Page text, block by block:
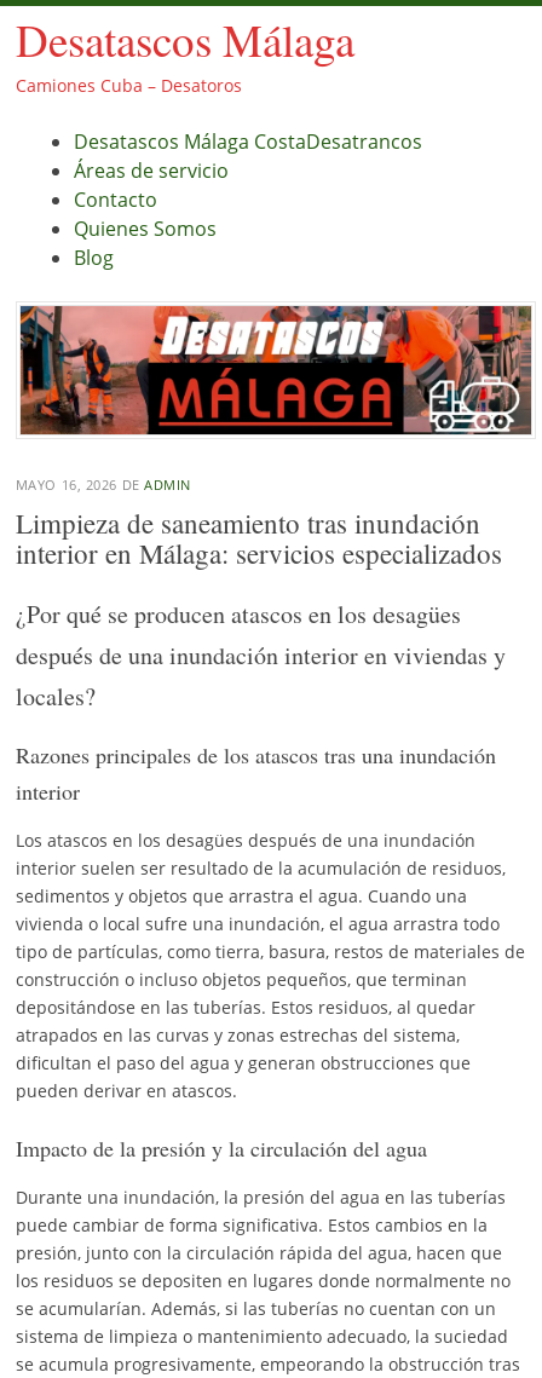
Desatascos Málaga
Camiones Cuba – Desatoros
Menú
Saltar
contenido.
Desatascos Málaga CostaDesatrancos
Áreas de servicio
Contacto
Quienes Somos
Blog
MAYO 16, 2026 DEADMIN
Limpieza de saneamiento tras inundación
interior en Málaga: servicios especializados
¿Por qué se producen atascos en los desagües
después de una inundación interior en viviendas y
locales?
Razones principales de los atascos tras una inundación
interior
Los atascos en los desagües después de una inundación
interior suelen ser resultado de la acumulación de residuos,
sedimentos y objetos que arrastra el agua. Cuando una
vivienda o local sufre una inundación, el agua arrastra todo
tipo de partículas, como tierra, basura, restos de materiales de
construcción o incluso objetos pequeños, que terminan
depositándose en las tuberías. Estos residuos, al quedar
atrapados en las curvas y zonas estrechas del sistema,
dificultan el paso del agua y generan obstrucciones que
pueden derivar en atascos.
Impacto de la presión y la circulación del agua
Durante una inundación, la presión del agua en las tuberías
puede cambiar de forma significativa. Estos cambios en la
presión, junto con la circulación rápida del agua, hacen que
los residuos se depositen en lugares donde normalmente no
se acumularían. Además, si las tuberías no cuentan con un
sistema de limpieza o mantenimiento adecuado, la suciedad
se acumula progresivamente, empeorando la obstrucción tras